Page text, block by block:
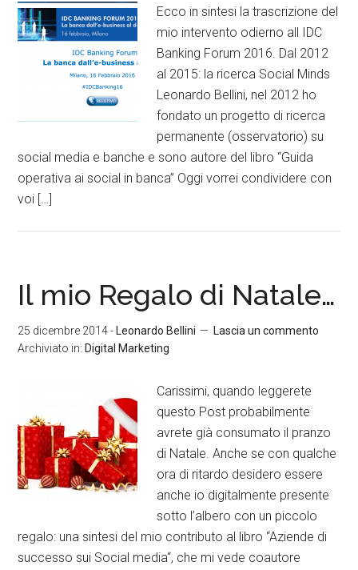
Ecco in sintesi la trascrizione del
mio intervento odierno all IDC
Banking Forum 2016. Dal 2012
al 2015: la ricerca Social Minds
Leonardo Bellini, nel 2012 ho
fondato un progetto di ricerca
permanente (osservatorio) su
social media e banche e sono autore del libro “Guida
operativa ai social in banca” Oggi vorrei condividere con
voi […]
Il mio Regalo di Natale…
25 dicembre 2014- Leonardo Bellini
Lascia un commento
Archiviato in: Digital Marketing
Carissimi, quando leggerete
questo Post probabilmente
avrete già consumato il pranzo
di Natale. Anche se con qualche
ora di ritardo desidero essere
anche io digitalmente presente
sotto l’albero con un piccolo
regalo: una sintesi del mio contributo al libro “Aziende di
successo sui Social media“, che mi vede coautore